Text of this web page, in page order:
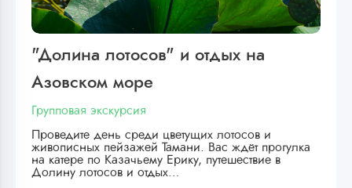
"Долина лотосов" и отдых на
Азовском море
Групповая экскурсия
Проведите день среди цветущих лотосов и
живописных пейзажей Тамани. Вас ждёт прогулка
на катере по Казачьему Ерику, путешествие в
Долину лотосов и отдых…